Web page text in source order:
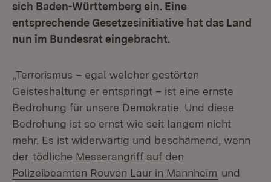
sich Baden-Württemberg ein. Eine
entsprechende Gesetzesinitiative hat das Land
nun im Bundesrat eingebracht.
„Terrorismus – egal welcher gestörten
Geisteshaltung er entspringt – ist eine ernste
Bedrohung für unsere Demokratie. Und diese
Bedrohung ist so ernst wie seit langem nicht
mehr. Es ist widerwärtig und beschämend, wenn
der tödliche Messerangriff auf den
Polizeibeamten Rouven Laur in Mannheim und